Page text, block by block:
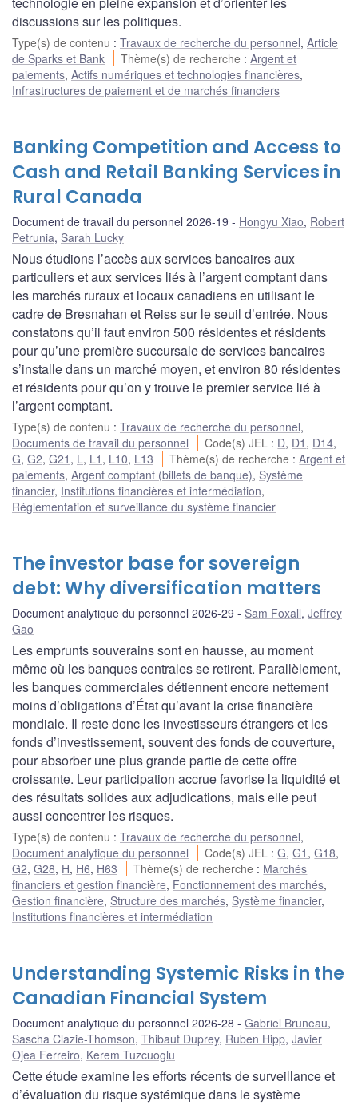
discussions sur les politiques.
Type(s) de contenu : Travaux de recherche du personnel, Article
de Sparks et Bank
Thème(s) de recherche :Argent et
paiements, Actifs numériques et technologies financières,
Infrastructures de paiement et de marchés financiers
Banking Competition and Access to
Cash and Retail Banking Services in
Rural Canada
Document de travail du personnel 2026-19 Hongyu Xiao, Robert
Petrunia, Sarah Lucky
Nous étudions l’accès aux services bancaires aux
particuliers et aux services liés à l’argent comptant dans
les marchés ruraux et locaux canadiens en utilisant le
cadre de Bresnahan et Reiss sur le seuil d’entrée. Nous
constatons qu’il faut environ 500 résidentes et résidents
pour qu’une première succursale de services bancaires
s’installe dans un marché moyen, et environ 80 résidentes
et résidents pour qu’on y trouve le premier service lié à
l’argent comptant.
Type(s) de contenu : Travaux de recherche du personnel,
Documents de travail du personnel
Code(s) JEL : D, D1 , D14,
G, G2, G21 , L, L1 , L10, L13 Thème(s) de recherche :Argent et
paiements, Argent comptant (billets de banque), Système
financier, Institutions financières et intermédiation,
Réglementation et surveillance du système financier
The investor base for sovereign
debt: Why diversification matters
Document analytique du personnel 2026-29 Sam Foxall, Jeffrey
Gao
Les emprunts souverains sont en hausse, au moment
même où les banques centrales se retirent. Parallèlement,
les banques commerciales détiennent encore nettement
moins d’obligations d’État qu’avant la crise financière
mondiale. Il reste donc les investisseurs étrangers et les
fonds d’investissement, souvent des fonds de couverture,
pour absorber une plus grande partie de cette offre
croissante. Leur participation accrue favorise la liquidité et
des résultats solides aux adjudications, mais elle peut
aussi concentrer les risques.
Type(s) de contenu : Travaux de recherche du personnel,
Document analytique du personnel
Code(s) JEL :G,G1 ,G18,
G2, G28, H, H6, H63 Thème(s) de recherche : Marchés
financiers et gestion financière, Fonctionnement des marchés,
Gestion financière, Structure des marchés, Système financier,
Institutions financières et intermédiation
Understanding Systemic Risks in the
Canadian Financial System
Document analytique du personnel 2026-28 Gabriel Bruneau,
Sascha Clazie-Thomson, Thibaut Duprey, Ruben Hipp, Javier
Ojea Ferreiro, Kerem Tuzcuoglu
Cette étude examine les efforts récents de surveillance et
d’évaluation du risque systémique dans le système